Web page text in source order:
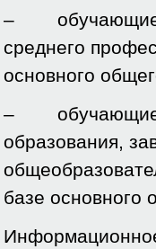
–
среднего
основного
–
образования,
базе основного